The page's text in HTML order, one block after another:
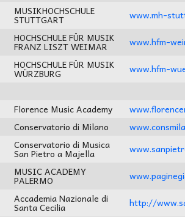
MUSIKHOCHSCHULE
STUTTGART
www.mh-
HOCHSCHULE FÜR MUSIK
FRANZ LISZT WEIMAR
www.hfm-
HOCHSCHULE FÜR MUSIK
WÜRZBURG
www.hfm-
Florence Music Academy
Conservatorio di Milano
Conservatorio di Musica
San Pietro a Majella
MUSIC ACADEMY
PALERMO
Accademia Nazionale di
Santa Cecilia
http://